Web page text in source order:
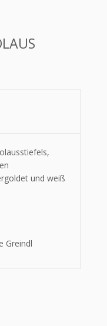
und weiß
Greindl